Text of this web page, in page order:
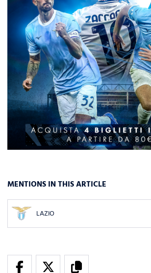
MENTIONS IN THIS ARTICLE
LAZIO